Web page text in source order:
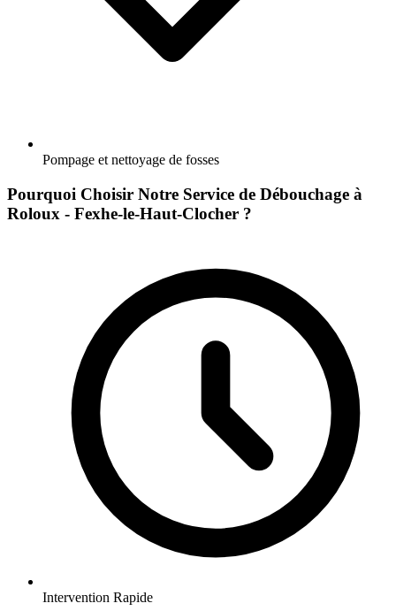
Pompage et nettoyage de fosses
Pourquoi Choisir Notre Service de Débouchage à
Roloux - Fexhe-le-Haut-Clocher ?
Intervention Rapide